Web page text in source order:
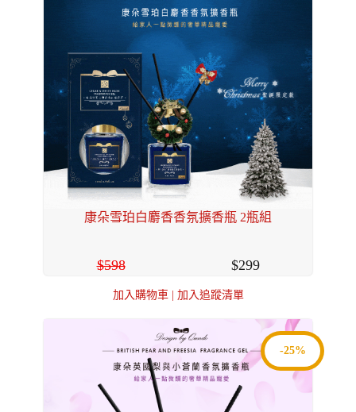
康朵雪珀白麝香香氛擴香瓶 2瓶組
598 299
加入購物車 | 加入追蹤清單
-25%